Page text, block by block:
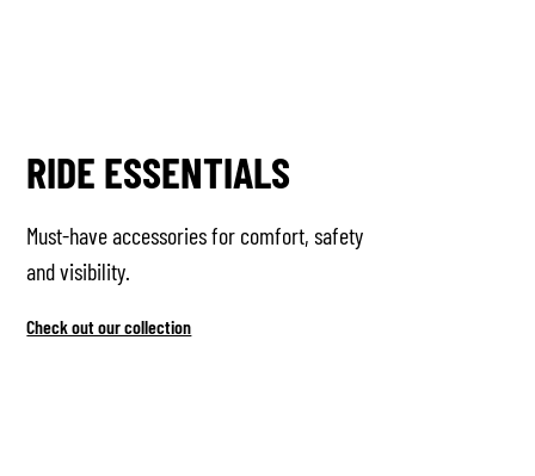
RIDE ESSENTIALS
Must-have accessories for comfort, safety
and visibility.
Check out our collection